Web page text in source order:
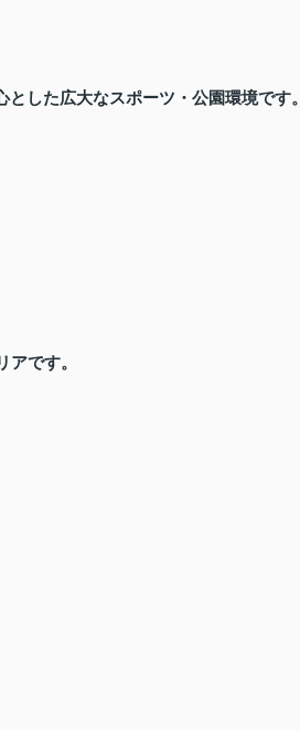
とした広大なスポーツ・公園環境です。
です。